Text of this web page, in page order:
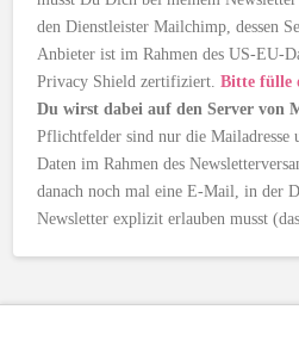
den Dienstleister Mailchimp, dessen
Anbieter ist im Rahmen des US-EU-
Privacy Shield zertifiziert.Bitte fülle
Du wirst dabei auf den Server von
Pflichtfelder sind nur die Mailadresse
Daten im Rahmen des
danach noch mal eine E-Mail, in der
Newsletter explizit erlauben musst